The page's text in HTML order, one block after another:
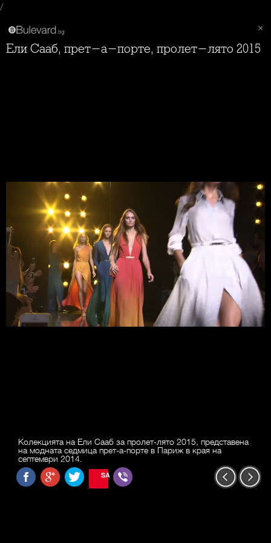
/
Ели Сааб, прет-а-порте, пролет-лято 2015
Колекцията на Ели Сааб за пролет-лято 2015, представена
на модната седмица прет-а-порте в Париж в края на
септември 2014.
SAVE